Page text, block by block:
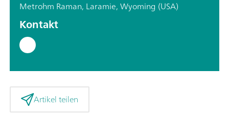
Metrohm Raman, Laramie, Wyoming (USA)
Kontakt
Artikel teilen